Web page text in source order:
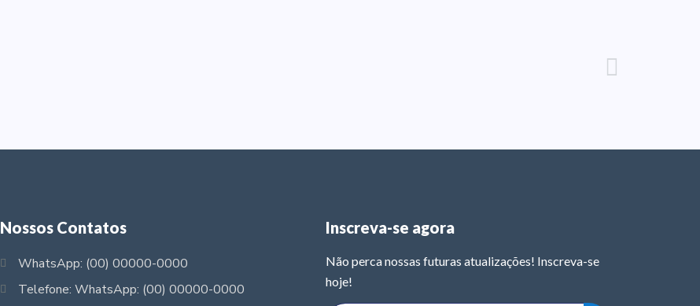
Nossos Contatos
WhatsApp: (00) 00000-0000
Telefone: WhatsApp: (00) 00000-0000
Inscreva-se agora
Não perca nossas futuras atualizações! Inscreva-se
hoje!